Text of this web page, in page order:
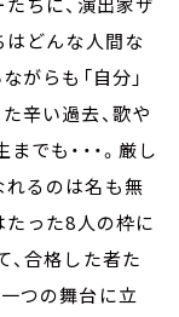
はどんな人間な
がらも「自分」
辛い過去、歌や
でも・・・。厳し
れるのは名も無
たった8人の枠に
、合格した者た
つの舞台に立